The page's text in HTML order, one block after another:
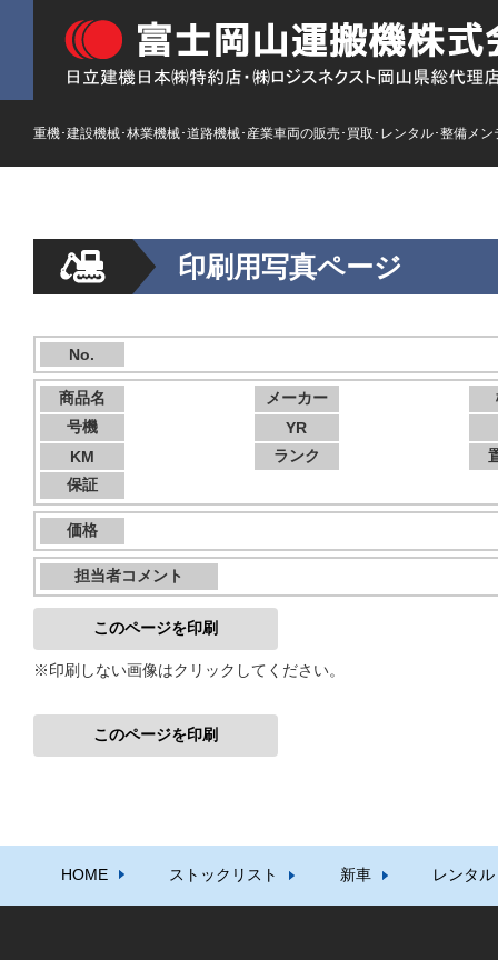
重機･建設機械･林業機械･道路機械･産業車両の販売･買取･レンタル･整備メン
印刷用写真ページ
No.
商品名 メーカー
号機
YR
KM
ランク
保証
価格
担当者コメント
このページを印刷
※印刷しない画像はクリックしてください。
このページを印刷
HOME ストックリスト 新車 レンタル